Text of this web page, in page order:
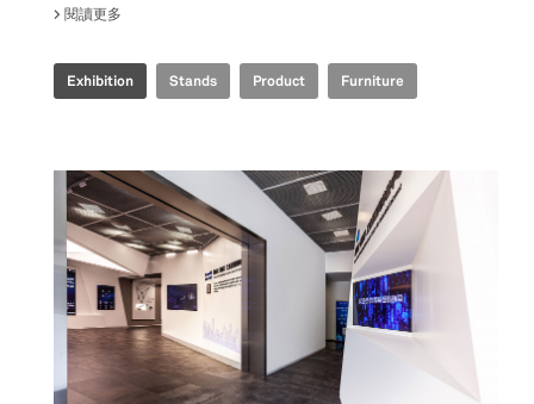
閱讀更多
Exhibition Stands Product Furniture